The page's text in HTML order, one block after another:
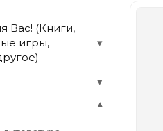
Вас! (Книги,
игры,
▾
▾
▾